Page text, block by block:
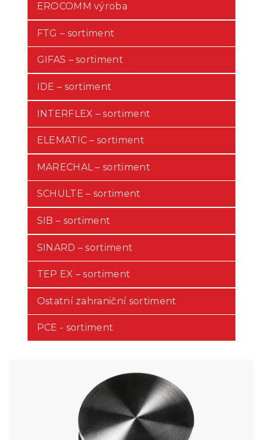
EROCOMM výroba
FTG – sortiment
GIFAS – sortiment
IDE – sortiment
INTERFLEX – sortiment
ELEMATIC – sortiment
MARECHAL – sortiment
SCHULTE – sortiment
SIB – sortiment
SINARD – sortiment
TEP EX – sortiment
Ostatní zahraniční sortiment
PCE - sortiment